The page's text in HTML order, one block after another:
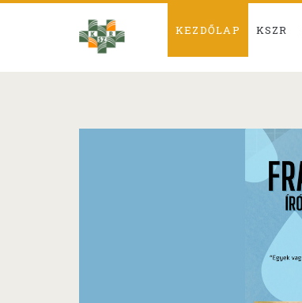
KEZDŐLAP KSZR